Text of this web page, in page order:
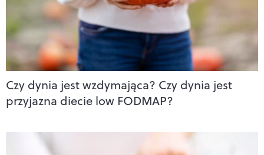
Czy dynia jest wzdymająca? Czy dynia jest
przyjazna diecie low FODMAP?